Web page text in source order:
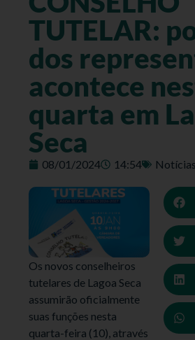
TUTELAR:
dos
acontece
quarta em
Seca
08/01/2024 14:54 Notícias
Os novos conselheiros
tutelares de Lagoa Seca
assumirão oficialmente
suas funções nesta
quarta-feira (10), através